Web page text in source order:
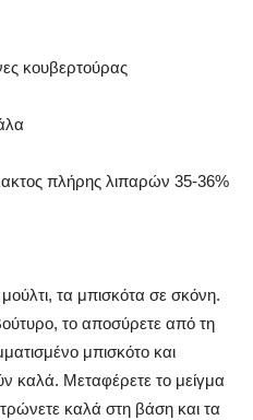
κουβερτούρας
πλήρης λιπαρών 35-36%
τα μπισκότα σε σκόνη.
το αποσύρετε από τη
μπισκότο και
καλά. Μεταφέρετε το μείγμα
καλά στη βάση και τα